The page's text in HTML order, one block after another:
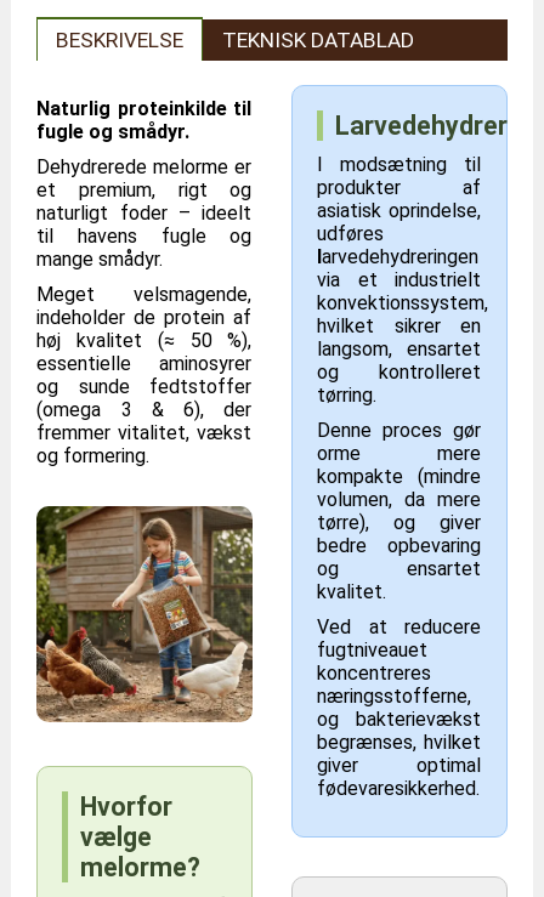
BESKRIVELSE TEKNISK DATABLAD
Naturlig proteinkilde til
fugle og smådyr.
Dehydrerede melorme er
et premium, rigt og
naturligt foder – ideelt
til havens fugle og
mange smådyr.
Meget velsmagende,
indeholder de protein af
høj kvalitet (≈ 50 %),
essentielle aminosyrer
og sunde fedtstoffer
(omega 3 & 6), der
fremmer vitalitet, vækst
og formering.
Hvorfor
vælge
melorme?
Larvedehydrering
I modsætning til
produkter af
asiatisk oprindelse,
udføres
arvedehydreringen
via et industrielt
konvektionssystem,
hvilket sikrer en
langsom, ensartet
og kontrolleret
tørring.
Denne proces gør
orme mere
kompakte (mindre
volumen, da mere
tørre), og giver
bedre opbevaring
og ensartet
kvalitet.
Ved at reducere
fugtniveauet
koncentreres
næringsstofferne,
og bakterievækst
begrænses, hvilket
giver optimal
fødevaresikkerhed.